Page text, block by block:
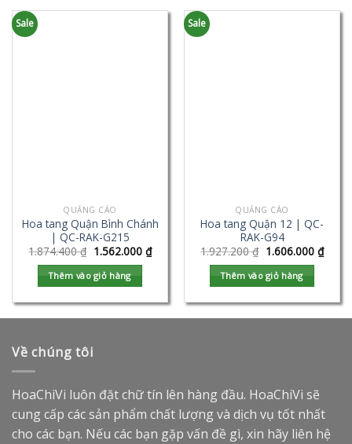
Sale
QUẢNG CÁO
Hoa tang Quận Bình Chánh
| QC-RAK-G215
1.874.400₫ 1.562.000 ₫
Thêm vào giỏ hàng
Sale
QUẢNG CÁO
Hoa tang Quận 12 | QC-
RAK-G94
1.927.200₫ 1.606.000 ₫
Thêm vào giỏ hàng
Về chúng tôi
HoaChiVi luôn đặt chữ tín lên hàng đầu. HoaChiVi sẽ
cung cấp các sản phẩm chất lượng và dịch vụ tốt nhất
cho các bạn. Nếu các bạn gặp vấn đề gì, xin hãy liên hệ